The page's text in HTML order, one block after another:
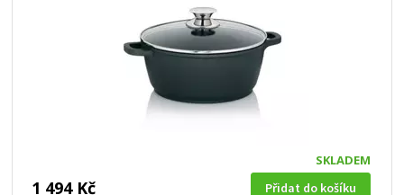
SKLADEM
1 494 Kč
Přidat do košíku